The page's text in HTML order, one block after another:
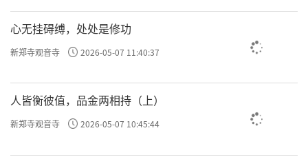
心无挂碍缚，处处是修功
新郑寺观音寺 2026-05-07 11:40:37
人皆衡彼值，品金两相持（上）
新郑寺观音寺 2026-05-07 10:45:44